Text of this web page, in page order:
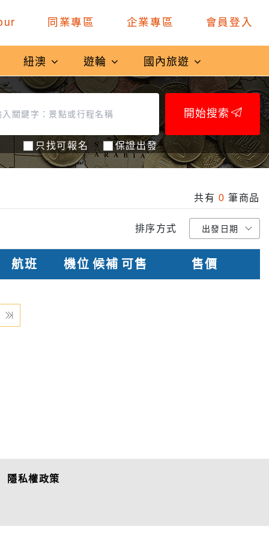
同業專區 企業專區 會員登入
紐澳 遊輪 國內旅遊
只找可報名 保證出發
開始搜索
共有 0 筆商品
排序方式
航班 機位 候補 可售 售價
隱私權政策